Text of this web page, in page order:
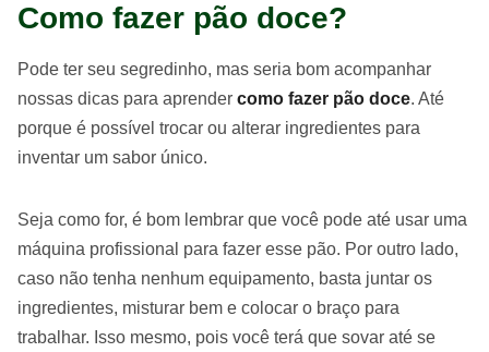
Como fazer pão doce?
Pode ter seu segredinho, mas seria bom acompanhar
nossas dicas para aprender como fazer pão doce. Até
porque é possível trocar ou alterar ingredientes para
inventar um sabor único.
Seja como for, é bom lembrar que você pode até usar uma
máquina profissional para fazer esse pão. Por outro lado,
caso não tenha nenhum equipamento, basta juntar os
ingredientes, misturar bem e colocar o braço para
trabalhar. Isso mesmo, pois você terá que sovar até se